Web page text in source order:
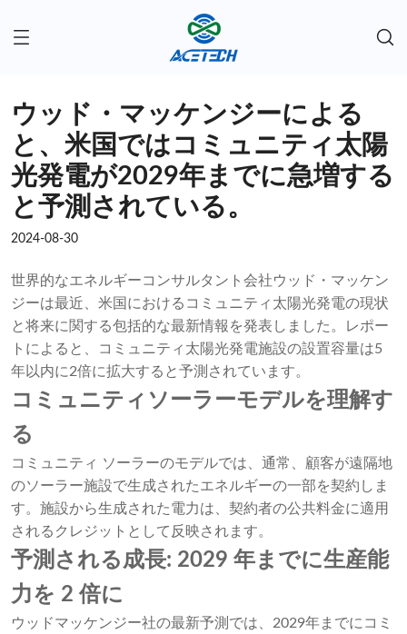
ウッド・マッケンジーによる
と、米国ではコミュニティ太陽
光発電が2029年までに急増する
と予測されている。
2024-08-30
世界的なエネルギーコンサルタント会社ウッド・マッケン
ジーは最近、米国におけるコミュニティ太陽光発電の現状
と将来に関する包括的な最新情報を発表しました。レポー
トによると、コミュニティ太陽光発電施設の設置容量は5
年以内に2倍に拡大すると予測されています。
コミュニティソーラーモデルを理解す
る
コミュニティ ソーラーのモデルでは、通常、顧客が遠隔地
のソーラー施設で生成されたエネルギーの一部を契約しま
す。施設から生成された電力は、契約者の公共料金に適用
されるクレジットとして反映されます。
予測される成長: 2029 年までに生産能
力を 2 倍に
ウッドマッケンジー社の最新予測では、2029年までにコミ